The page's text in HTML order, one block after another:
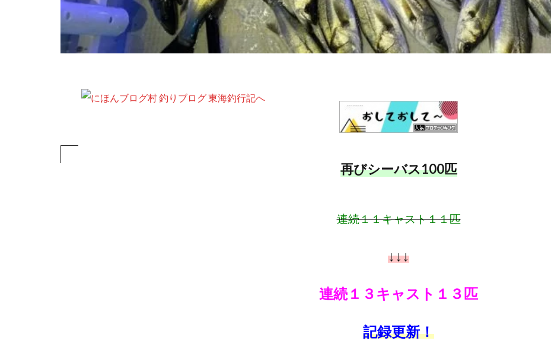
再びシーバス100匹
連続１１キャスト１１匹
↓↓↓
連続１３キャスト１３匹
記録更新！